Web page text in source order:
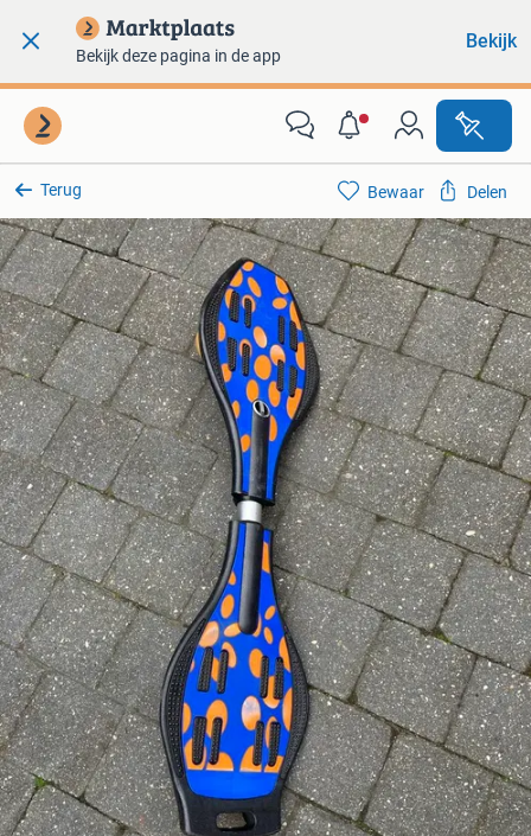
Bekijk deze pagina in de app
Bekijk
Terug Bewaar Delen